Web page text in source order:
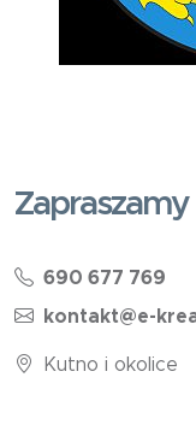
690 677 769
kontakt@e-
Kutno i okolice